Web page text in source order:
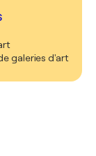
galeries d'art